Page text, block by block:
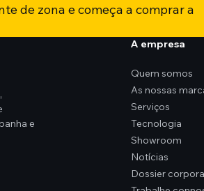
de zona e começa a comprar a
e
A empresa
Quem somos
As nossas
Serviços
Tecnologia
Showroom
Notícias
Dossier